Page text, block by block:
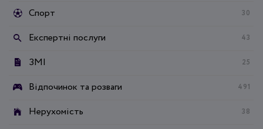
Спорт 30
Експертні послуги 43
ЗМІ 25
Відпочинок та розваги 491
Нерухомість 38